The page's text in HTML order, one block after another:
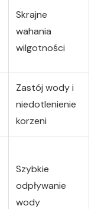
Skrajne
wahania
wilgotności
Zastój wody i
niedotlenienie
korzeni
Szybkie
odpływanie
wody